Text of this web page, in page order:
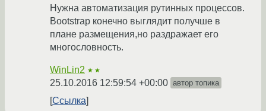
Нужна автоматизация рутинных процессов.
Bootstrap конечно выглядит получше в
плане размещения,но раздражает его
многословность.
WinLin2 ★★
25.10.2016 12:59:54 +00:00 автор топика
Ссылка